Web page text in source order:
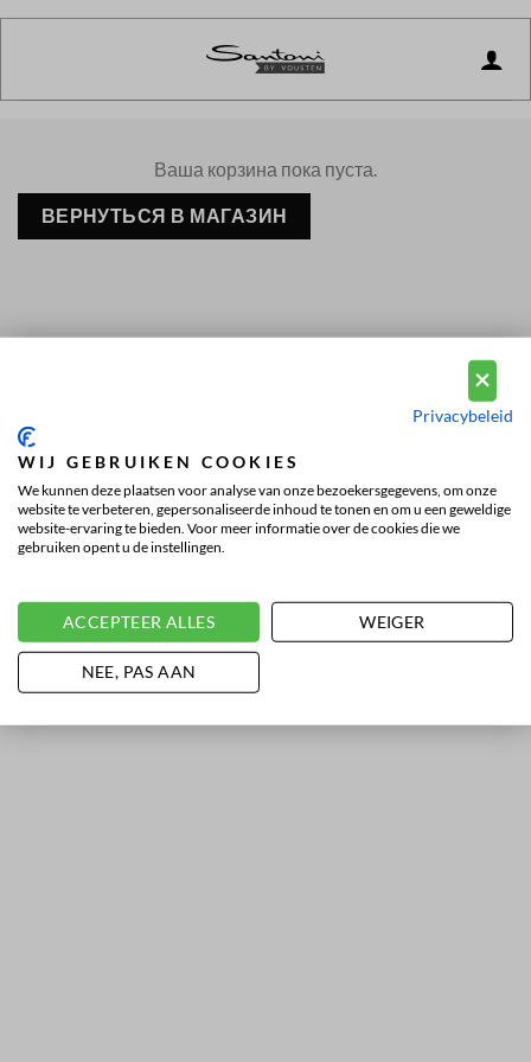
Skip
Ваша корзина пока пуста.
ВЕРНУТЬСЯ В МАГАЗИН
отзывов.
Privacybeleid
WIJ GEBRUIKEN COOKIES
We kunnen deze plaatsen voor analyse van onze bezoekersgegevens, om onze
website te verbeteren, gepersonaliseerde inhoud te tonen en om u een geweldige
website-ervaring te bieden. Voor meer informatie over de cookies die we
gebruiken opent u de instellingen.
ACCEPTEER ALLES WEIGER
NEE, PAS AAN